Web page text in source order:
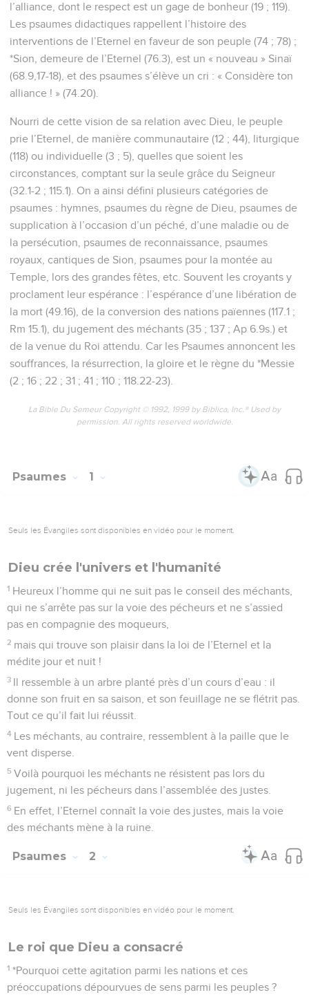
l’alliance, dont le respect est un gage de bonheur (19 ; 119).
Les psaumes didactiques rappellent l’histoire des
interventions de l’Eternel en faveur de son peuple (74 ; 78) ;
*Sion, demeure de l’Eternel (76.3), est un « nouveau » Sinaï
(68.9,17-18), et des psaumes s’élève un cri : « Considère ton
alliance ! » (74.20).
Nourri de cette vision de sa relation avec Dieu, le peuple
prie l’Eternel, de manière communautaire (12 ; 44), liturgique
(118) ou individuelle (3 ; 5), quelles que soient les
circonstances, comptant sur la seule grâce du Seigneur
(32.1-2 ; 115.1). On a ainsi défini plusieurs catégories de
psaumes : hymnes, psaumes du règne de Dieu, psaumes de
supplication à l’occasion d’un péché, d’une maladie ou de
la persécution, psaumes de reconnaissance, psaumes
royaux, cantiques de Sion, psaumes pour la montée au
Temple, lors des grandes fêtes, etc. Souvent les croyants y
proclament leur espérance : l’espérance d’une libération de
la mort (49.16), de la conversion des nations païennes (117.1 ;
Rm 15.1), du jugement des méchants (35 ; 137 ; Ap 6.9s.) et
de la venue du Roi attendu. Car les Psaumes annoncent les
souffrances, la résurrection, la gloire et le règne du *Messie
(2 ; 16 ; 22 ; 31 ; 41 ; 110 ; 118.22-23).
La Bible Du Semeur Copyright © 1992, 1999 by Biblica, Inc.® Used by
permission. All rights reserved worldwide.
Psaumes 1
Seuls les Évangiles sont disponibles en vidéo pour le moment.
Dieu crée l'univers et l'humanité
1 Heureux l’homme qui ne suit pas le conseil des méchants,
qui ne s’arrête pas sur la voie des pécheurs et ne s’assied
pas en compagnie des moqueurs,
2 mais qui trouve son plaisir dans la loi de l’Eternel et la
médite jour et nuit !
3 Il ressemble à un arbre planté près d’un cours d’eau : il
donne son fruit en sa saison, et son feuillage ne se flétrit pas.
Tout ce qu’il fait lui réussit.
4 Les méchants, au contraire, ressemblent à la paille que le
vent disperse.
5 Voilà pourquoi les méchants ne résistent pas lors du
jugement, ni les pécheurs dans l’assemblée des justes.
6 En effet, l’Eternel connaît la voie des justes, mais la voie
des méchants mène à la ruine.
Psaumes 2
Seuls les Évangiles sont disponibles en vidéo pour le moment.
Le roi que Dieu a consacré
1 *Pourquoi cette agitation parmi les nations et ces
préoccupations dépourvues de sens parmi les peuples ?